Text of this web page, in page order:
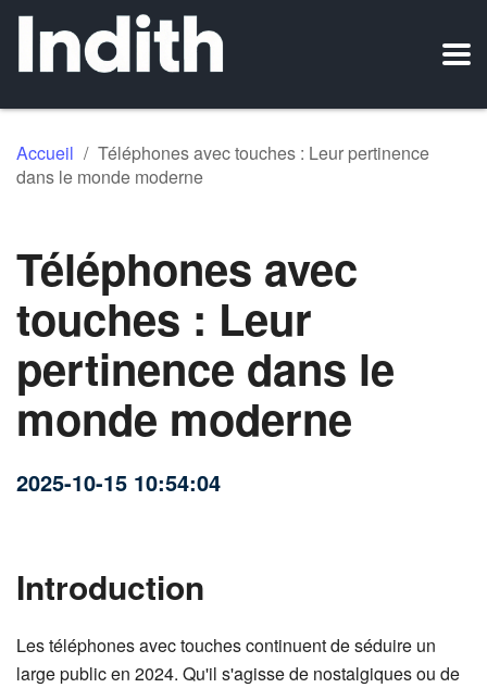
Accueil / Téléphones avec touches : Leur pertinence
dans le monde moderne
Téléphones avec
touches : Leur
pertinence dans le
monde moderne
2025-10-15 10:54:04
Introduction
Les téléphones avec touches continuent de séduire un
large public en 2024. Qu'il s'agisse de nostalgiques ou de